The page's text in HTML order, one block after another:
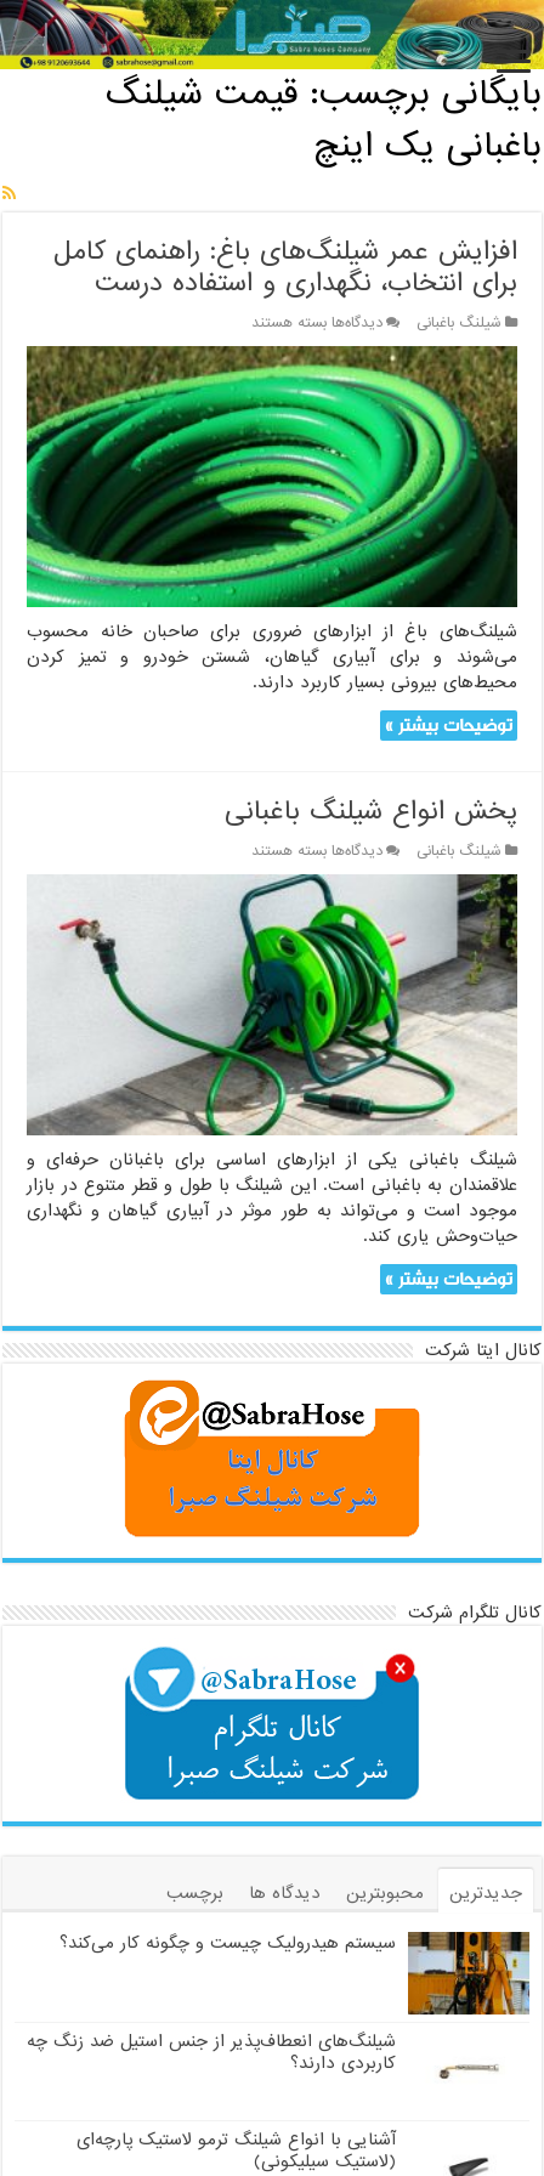
خانه / بایگانی برچسب: قیمت شیلنگ باغبانی یک اینچ
بایگانی برچسب:قیمت شیلنگ
باغبانی یک اینچ
افزایش عمر شیلنگ‌های باغ: راهنمای کامل
برای انتخاب، نگهداری و استفاده درست
شیلنگ باغبانی دیدگاه‌هابرای
افزایش
عمر
شیلنگ‌های
باغ:
راهنمای
کامل
برای
انتخاب،
نگهداری
و
استفاده
درست
بسته هستند
شیلنگ‌های باغ از ابزارهای ضروری برای صاحبان خانه محسوب
می‌شوند و برای آبیاری گیاهان، شستن خودرو و تمیز کردن
محیط‌های بیرونی بسیار کاربرد دارند.
توضیحات بیشتر »
پخش انواع شیلنگ باغبانی
شیلنگ باغبانی دیدگاه‌هابرای
پخش
انواع
شیلنگ
باغبانی
بسته هستند
شیلنگ باغبانی یکی از ابزارهای اساسی برای باغبانان حرفه‌ای و
علاقمندان به باغبانی است. این شیلنگ با طول و قطر متنوع در بازار
موجود است و می‌تواند به طور موثر در آبیاری گیاهان و نگهداری
حیات‌وحش یاری کند.
توضیحات بیشتر »
کانال ایتا شرکت
کانال تلگرام شرکت
جدیدترین محبوبترین دیدگاه ها
برچسب
سیستم هیدرولیک چیست و چگونه کار می‌کند؟
شیلنگ‌های انعطاف‌پذیر از جنس استیل ضد زنگ چه
کاربردی دارند؟
آشنایی با انواع شیلنگ ترمو لاستیک پارچه‌ای
(لاستیک سیلیکونی)